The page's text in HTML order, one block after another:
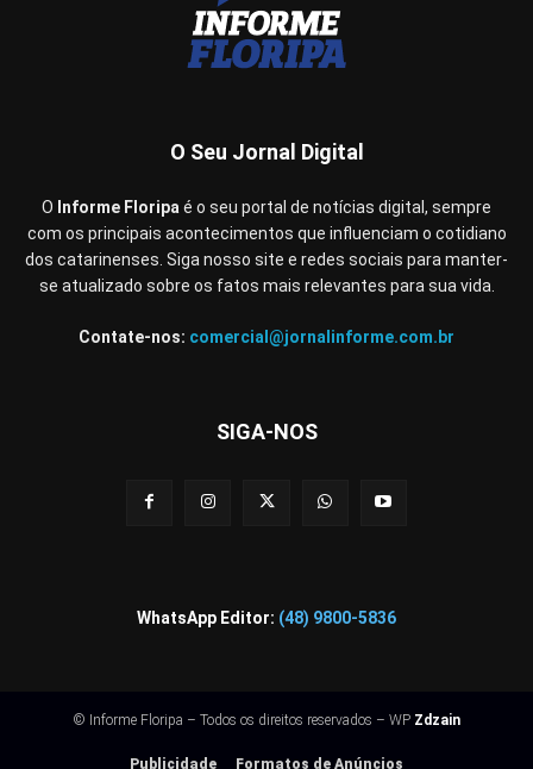
O Seu Jornal Digital
O Informe Floripaé o seu portal de notícias digital, sempre
com os principais acontecimentos que influenciam o cotidiano
dos catarinenses. Siga nosso site e redes sociais para manter-
se atualizado sobre os fatos mais relevantes para sua vida.
Contate-nos: comercial@jornalinforme.com.br
SIGA-NOS
WhatsApp Editor: (48) 9800-5836
© Informe Floripa – Todos os direitos reservados – WP Zdzain
Publicidade Formatos de Anúncios